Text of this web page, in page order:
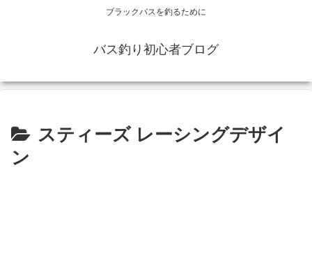
ブラックバスを釣るために
バス釣り初心者ブログ
スティーズ レーシングデザイ
ン